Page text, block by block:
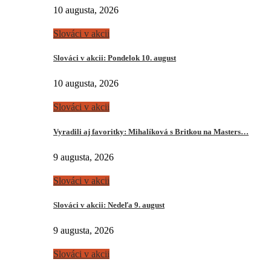
10 augusta, 2026
Slováci v akcii
Slováci v akcii: Pondelok 10. august
10 augusta, 2026
Slováci v akcii
Vyradili aj favoritky: Mihalíková s Britkou na Masters…
9 augusta, 2026
Slováci v akcii
Slováci v akcii: Nedeľa 9. august
9 augusta, 2026
Slováci v akcii